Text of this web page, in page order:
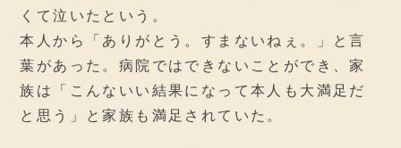
くて泣いたという。
本人から「ありがとう。すまないねぇ。」と言
葉があった。病院ではできないことができ、家
族は「こんないい結果になって本人も大満足だ
と思う」と家族も満足されていた。